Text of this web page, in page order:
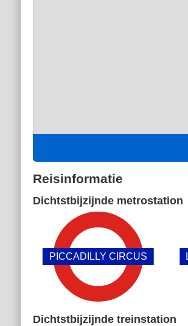
Reisinformatie
Dichtstbijzijnde metrostation
PICCADILLY CIRCUS
Dichtstbijzijnde treinstation